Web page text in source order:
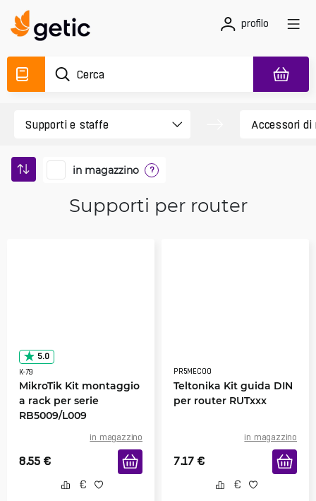
profilo
in magazzino ?
Supporti per router
5.0
K-79
MikroTik Kit montaggio
a rack per serie
RB5009/L009
in magazzino
8.55 €
PR5MEC00
Teltonika Kit guida DIN
per router RUTxxx
in magazzino
7.17 €